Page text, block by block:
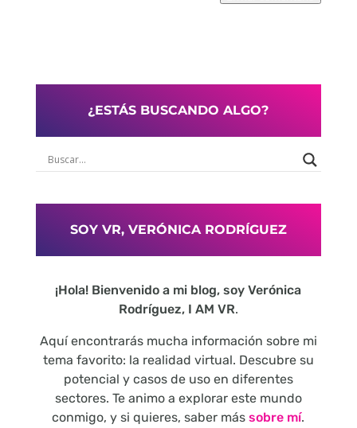
¿ESTÁS BUSCANDO ALGO?
SOY VR, VERÓNICA RODRÍGUEZ
¡Hola! Bienvenido a mi blog, soy Verónica
Rodríguez, I AM VR.
Aquí encontrarás mucha información sobre mi
tema favorito: la realidad virtual. Descubre su
potencial y casos de uso en diferentes
sectores. Te animo a explorar este mundo
conmigo, y si quieres, saber mássobre mí.